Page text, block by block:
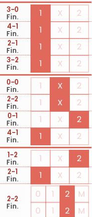
3-0
Fin. 1 X 2
4-1
Fin. 1 X 2
2-1
Fin. 1 X 2
3-2
Fin. 1 X 2
0-0
Fin. 1 X 2
2-2
Fin. 1 X 2
0-1
Fin. 1 X 2
4-1
Fin. 1 X 2
1-2
Fin. 1 X 2
2-1
Fin. 1 X 2
2-2
Fin.
0 1 2
M
0
1 2 M